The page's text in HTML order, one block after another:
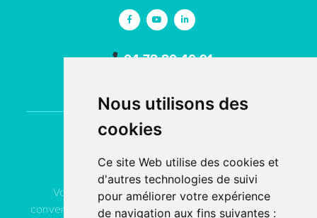
Nous utilisons des
cookies
Ce site Web utilise des cookies et
d'autres technologies de suivi
pour améliorer votre expérience
de navigation aux fins suivantes :
04 78 80 40 91
ACN Service
Vous pouvez contacter ACN Service à votre
convenance, soit par téléphone, soit par email, soit en